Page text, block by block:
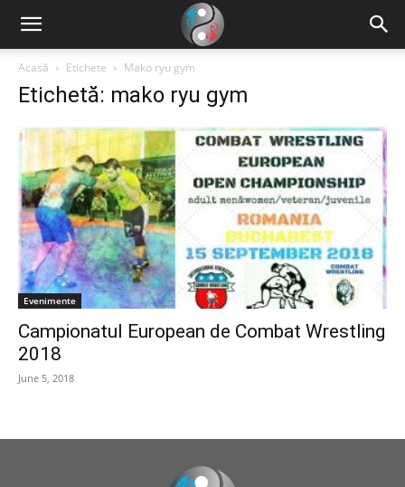
Acasă Etichete Mako ryu gym
Etichetă: mako ryu gym
Evenimente
Campionatul European de Combat Wrestling
2018
June 5, 2018